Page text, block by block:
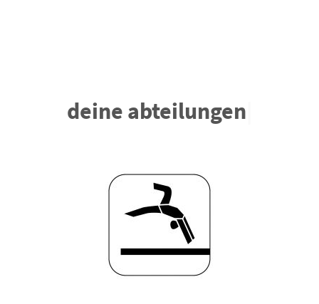
deine abteilungen